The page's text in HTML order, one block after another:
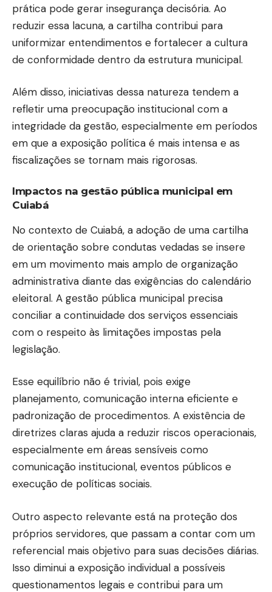
prática pode gerar insegurança decisória. Ao
reduzir essa lacuna, a cartilha contribui para
uniformizar entendimentos e fortalecer a cultura
de conformidade dentro da estrutura municipal.
Além disso, iniciativas dessa natureza tendem a
refletir uma preocupação institucional com a
integridade da gestão, especialmente em períodos
em que a exposição política é mais intensa e as
fiscalizações se tornam mais rigorosas.
Impactos na gestão pública municipal em
Cuiabá
No contexto de Cuiabá, a adoção de uma cartilha
de orientação sobre condutas vedadas se insere
em um movimento mais amplo de organização
administrativa diante das exigências do calendário
eleitoral. A gestão pública municipal precisa
conciliar a continuidade dos serviços essenciais
com o respeito às limitações impostas pela
legislação.
Esse equilíbrio não é trivial, pois exige
planejamento, comunicação interna eficiente e
padronização de procedimentos. A existência de
diretrizes claras ajuda a reduzir riscos operacionais,
especialmente em áreas sensíveis como
comunicação institucional, eventos públicos e
execução de políticas sociais.
Outro aspecto relevante está na proteção dos
próprios servidores, que passam a contar com um
referencial mais objetivo para suas decisões diárias.
Isso diminui a exposição individual a possíveis
questionamentos legais e contribui para um